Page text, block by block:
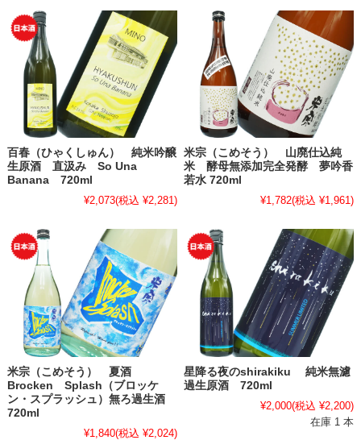
百春（ひゃくしゅん） 純米吟醸
生原酒 直汲み So Una
Banana 720ml
¥2,073(税込 ¥2,281)
米宗（こめそう） 山廃仕込純
米 酵母無添加完全発酵 夢吟香
若水 720ml
¥1,782(税込 ¥1,961)
米宗（こめそう） 夏酒
Brocken Splash（ブロッケ
ン・スプラッシュ）無ろ過生酒
720ml
¥1,840(税込 ¥2,024)
星降る夜のshirakiku 純米無濾
過生原酒 720ml
¥2,000(税込 ¥2,200)
在庫 1 本